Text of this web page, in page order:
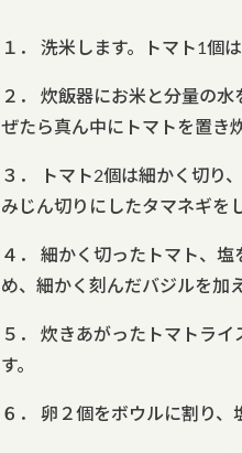
１． 洗米します。トマト1個
２． 炊飯器にお米と分量の
ぜたら真ん中にトマトを置き
３． トマト2個は細かく切り
みじん切りにしたタマネギを
４． 細かく切ったトマト、
め、細かく刻んだバジルを加
５． 炊きあがったトマトラ
す。
６． 卵２個をボウルに割り、